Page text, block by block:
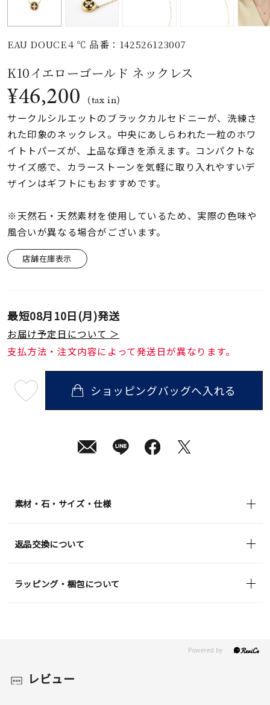
モチーフ
石の色
ファッションテイス
ト
着用シーン
コレクション
レディース
リングサイズ
価格 ¥0
在庫 在庫ありのみ すべて表示
EAU DOUCE４℃ 品番：142526123007
K10イエローゴールド ネックレス
¥46,200 (tax in)
サークルシルエットのブラックカルセドニーが、洗練さ
れた印象のネックレス。中央にあしらわれた一粒のホワ
イトトパーズが、上品な輝きを添えます。コンパクトな
サイズ感で、カラーストーンを気軽に取り入れやすいデ
ザインはギフトにもおすすめです。
※天然石・天然素材を使用しているため、実際の色味や
風合いが異なる場合がございます。
店舗在庫表示
最短08月10日(月)発送
お届け予定日について ＞
支払方法・注文内容によって発送日が異なります。
08
ショッピングバッグへ入れる
素材・石・サイズ・仕様
返品交換について
ラッピング・梱包について
レビュー